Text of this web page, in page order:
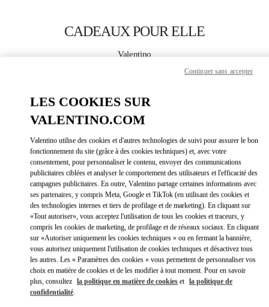
CADEAUX POUR ELLE
Valentino
APPELLE MAINTENANT
OBTENIR DES DIRECTIONSLINK
Link Opens in New Tab
LES COOKIES SUR
VALENTINO.COM
Valentino utilise des cookies et d'autres technologies de suivi pour assurer le bon
fonctionnement du site (grâce à des cookies techniques) et, avec votre
consentement, pour personnaliser le contenu, envoyer des communications
publicitaires ciblées et analyser le comportement des utilisateurs et l'efficacité des
campagnes publicitaires. En outre, Valentino partage certaines informations avec
ses partenaires, y compris Meta, Google et TikTok (en utilisant des cookies et
des technologies internes et tiers de profilage et de marketing). En cliquant sur
«Tout autoriser», vous acceptez l'utilisation de tous les cookies et traceurs, y
compris les cookies de marketing, de profilage et de réseaux sociaux. En cliquant
sur «Autoriser uniquement les cookies techniques » ou en fermant la bannière,
vous autorisez uniquement l'utilisation de cookies techniques et désactivez tous
les autres. Les « Paramètres des cookies » vous permettent de personnaliser vos
choix en matière de cookies et de les modifier à tout moment. Pour en savoir
plus, consultez la politique en matière de cookies et la politique de
confidentialité.
Continuer sans accepter